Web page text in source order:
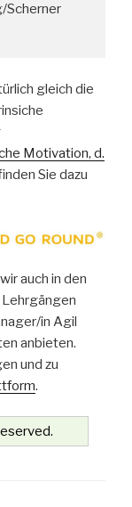
Scherner
gleich die
Motivation, d.
Sie dazu
auch in den
in Agil
anbieten.
und zu
.